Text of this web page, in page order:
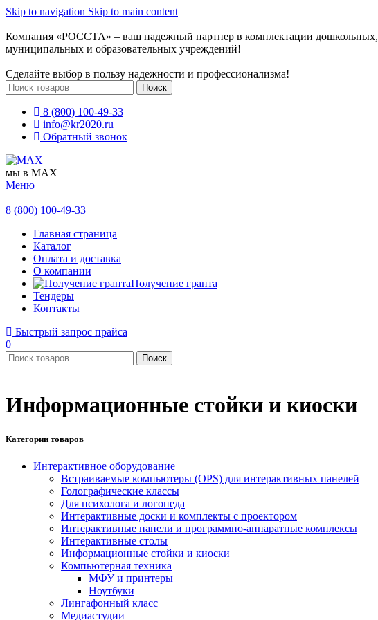
Skip to navigation Skip to main content
Компания «РОССТА» – ваш надежный партнер в комплектации дошкольных,
муниципальных и образовательных учреждений!
Сделайте выбор в пользу надежности и профессионализма!
Поиск
8 (800) 100-49-33
info@kr2020.ru
Обратный звонок
мы в MAX
Меню
8 (800) 100-49-33
Главная страница
Каталог
Оплата и доставка
О компании
Получение гранта
Тендеры
Контакты
Быстрый запрос прайса
0
Поиск
Информационные стойки и киоски
Категории товаров
Интерактивное оборудование
Встраиваемые компьютеры (OPS) для интерактивных панелей
Голографические классы
Для психолога и логопеда
Интерактивные доски и комплекты с проектором
Интерактивные панели и программно-аппаратные комплексы
Интерактивные столы
Информационные стойки и киоски
Компьютерная техника
МФУ и принтеры
Ноутбуки
Лингафонный класс
Медиастудии